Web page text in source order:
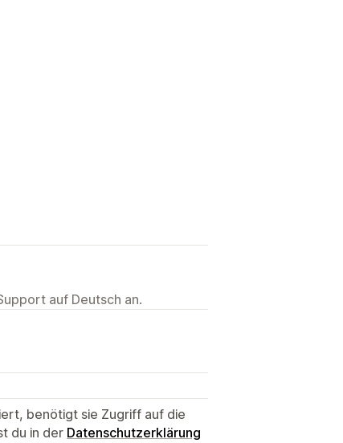
auf Deutsch an.
benötigt sie Zugriff auf die
du in der Datenschutzerklärung